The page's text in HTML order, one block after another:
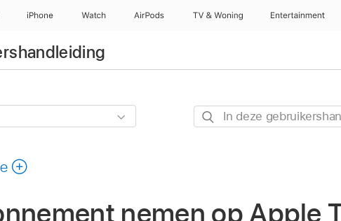
iPhone Watch AirPods TV & Woning Entertainment
In
nemen op Apple